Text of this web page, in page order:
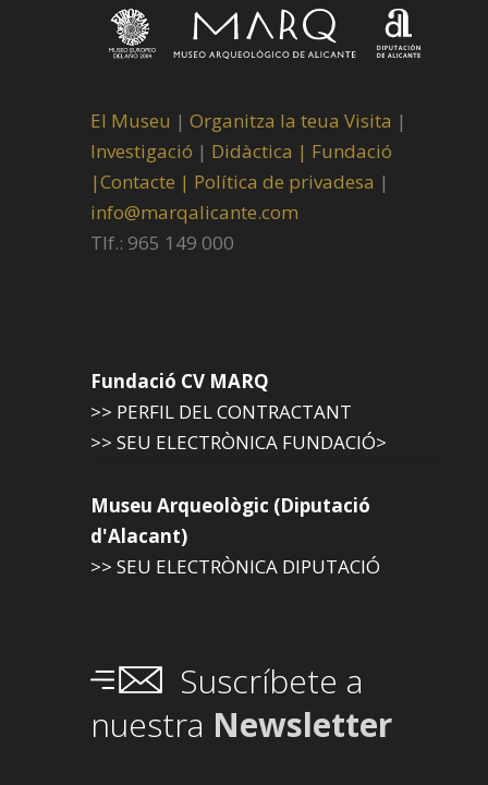
El Museu | Organitza la teua Visita |
Investigació | Didàctica | Fundació
|Contacte | Política de privadesa |
info@marqalicante.com
Tlf.: 965 149 000
Fundació CV MARQ
>> PERFIL DEL CONTRACTANT
>> SEU ELECTRÒNICA FUNDACIÓ>
Museu Arqueològic (Diputació
d'Alacant)
>> SEU ELECTRÒNICA DIPUTACIÓ
Suscríbete a
nuestra Newsletter